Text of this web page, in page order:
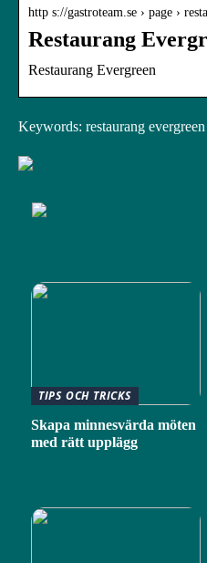
http s://gastroteam.se › page ›
Restaurang
Restaurang Evergreen
Keywords: restaurang evergreen
TIPS OCH TRICKS
Skapa minnesvärda möten
med rätt upplägg